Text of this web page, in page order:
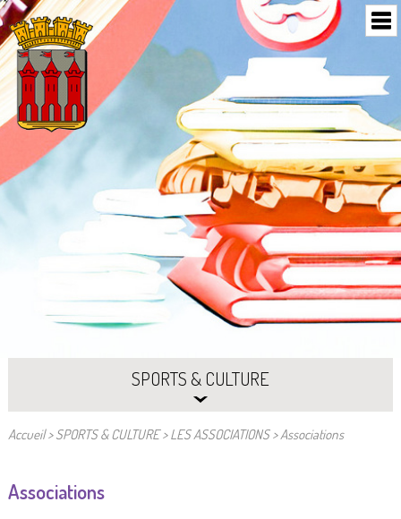
SPORTS & CULTURE
Accueil>SPORTS & CULTURE>LES ASSOCIATIONS>Associations
Associations